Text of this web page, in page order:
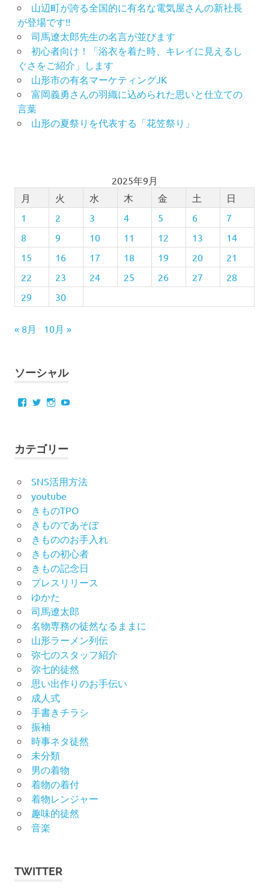
山辺町が誇る全国的に有名な電気屋さんの新社長
が登場です!!
司馬遼太郎先生の名言が並びます
初心者向け！「浴衣を着た時、キレイに見えるし
ぐさをご紹介」します
山形市の有名マーケティングJK
富岡義勇さんの羽織に込められた思いと仕立ての
言葉
山形の夏祭りを代表する「花笠祭り」
2025年9月
月
火 水 木 金 土
日
1
2 3 4 5 6
7
8
9 10 11 12 13
14
15
16 17 18 19 20
21
22
23 24 25 26 27
28
29
30
« 8月 10月 »
ソーシャル
Facebook
TwitterInstagram
YouTube
カテゴリー
SNS活用方法
youtube
きものTPO
きものであそぼ
きもののお手入れ
きもの初心者
きもの記念日
プレスリリース
ゆかた
司馬遼太郎
名物専務の徒然なるままに
山形ラーメン列伝
弥七のスタッフ紹介
弥七的徒然
思い出作りのお手伝い
成人式
手書きチラシ
振袖
時事ネタ徒然
未分類
男の着物
着物の着付
着物レンジャー
趣味的徒然
音楽
TWITTER